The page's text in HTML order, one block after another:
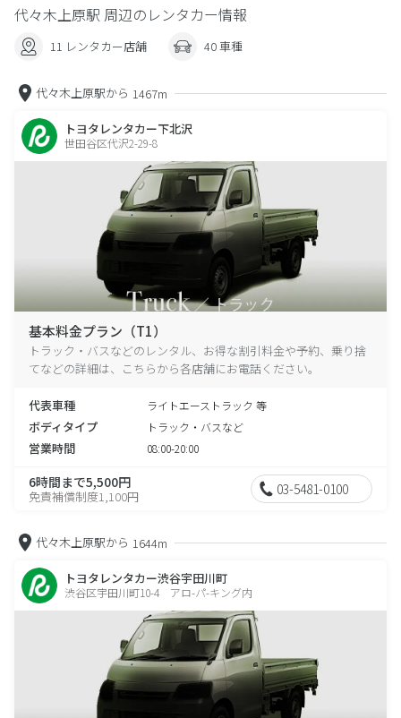
代々木上原駅 周辺のレンタカー情報
11 レンタカー店舗 40 車種
代々木上原駅から 1467m
トヨタレンタカー下北沢
世田谷区代沢2-29-8
基本料金プラン（T1）
トラック・バスなどのレンタル、お得な割引料金や予約、乗り捨
てなどの詳細は、こちらから各店舗にお電話ください。
代表車種 ライトエーストラック 等
ボディタイプ トラック・バスなど
営業時間 08:00-20:00
6時間まで5,500円
免責補償制度1,100円 03-5481-0100
代々木上原駅から 1644m
トヨタレンタカー渋谷宇田川町
渋谷区宇田川町10-4 アロ-パ-キング内